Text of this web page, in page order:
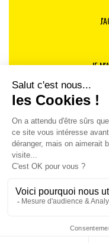
JE
JE
Je suis déjà